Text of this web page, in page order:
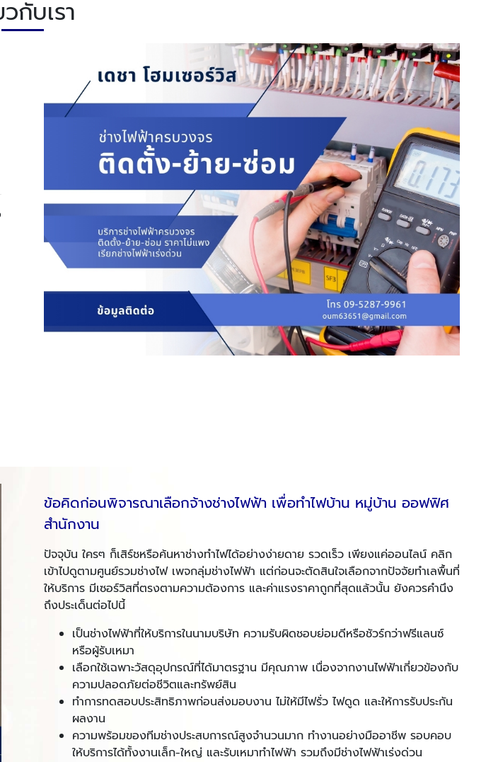
กับเรา
ข้อคิดก่อนพิจารณาเลือกจ้างช่างไฟฟ้า เพื่อทำไฟบ้าน หมู่บ้าน ออฟฟิศ
สำนักงาน
ปัจจุบัน ใครๆ ก็เสิร์ชหรือค้นหาช่างทำไฟได้อย่างง่ายดาย รวดเร็ว เพียงแค่ออนไลน์ คลิก
เข้าไปดูตามศูนย์รวมช่างไฟ เพจกลุ่มช่างไฟฟ้า แต่ก่อนจะตัดสินใจเลือกจากปัจจัยทำเลพื้นที่
ให้บริการ มีเซอร์วิสที่ตรงตามความต้องการ และค่าแรงราคาถูกที่สุดแล้วนั้น ยังควรคำนึง
ถึงประเด็นต่อไปนี้
เป็นช่างไฟฟ้าที่ให้บริการในนามบริษัท ความรับผิดชอบย่อมดีหรือชัวร์กว่าฟรีแลนซ์
หรือผู้รับเหมา
เลือกใช้เฉพาะวัสดุอุปกรณ์ที่ได้มาตรฐาน มีคุณภาพ เนื่องจากงานไฟฟ้าเกี่ยวข้องกับ
ความปลอดภัยต่อชีวิตและทรัพย์สิน
ทำการทดสอบประสิทธิภาพก่อนส่งมอบงาน ไม่ให้มีไฟรั่ว ไฟดูด และให้การรับประกัน
ผลงาน
ความพร้อมของทีมช่างประสบการณ์สูงจำนวนมาก ทำงานอย่างมืออาชีพ รอบคอบ
ให้บริการได้ทั้งงานเล็ก-ใหญ่ และรับเหมาทำไฟฟ้า รวมถึงมีช่างไฟฟ้าเร่งด่วน